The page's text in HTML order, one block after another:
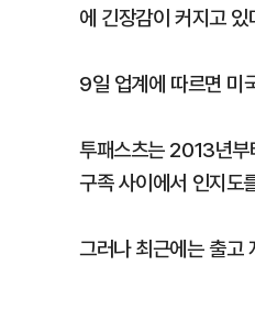
에 긴장감이 커지고 있
9일 업계에 따르면 미
투패스츠는 2013년부
구족 사이에서 인지도
그러나 최근에는 출고